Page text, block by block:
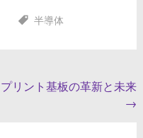
半導体
プリント基板の革新と未来
→